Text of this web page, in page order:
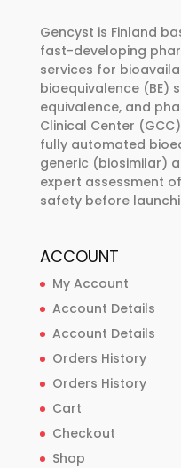
Gencyst is Finland
fast-developing
services for
bioequivalence (BE)
equivalence, and
Clinical Center
fully automated
generic (biosimilar)
expert assessment
safety before
ACCOUNT
My Account
Account Details
Account Details
Orders History
Orders History
Cart
Checkout
Shop